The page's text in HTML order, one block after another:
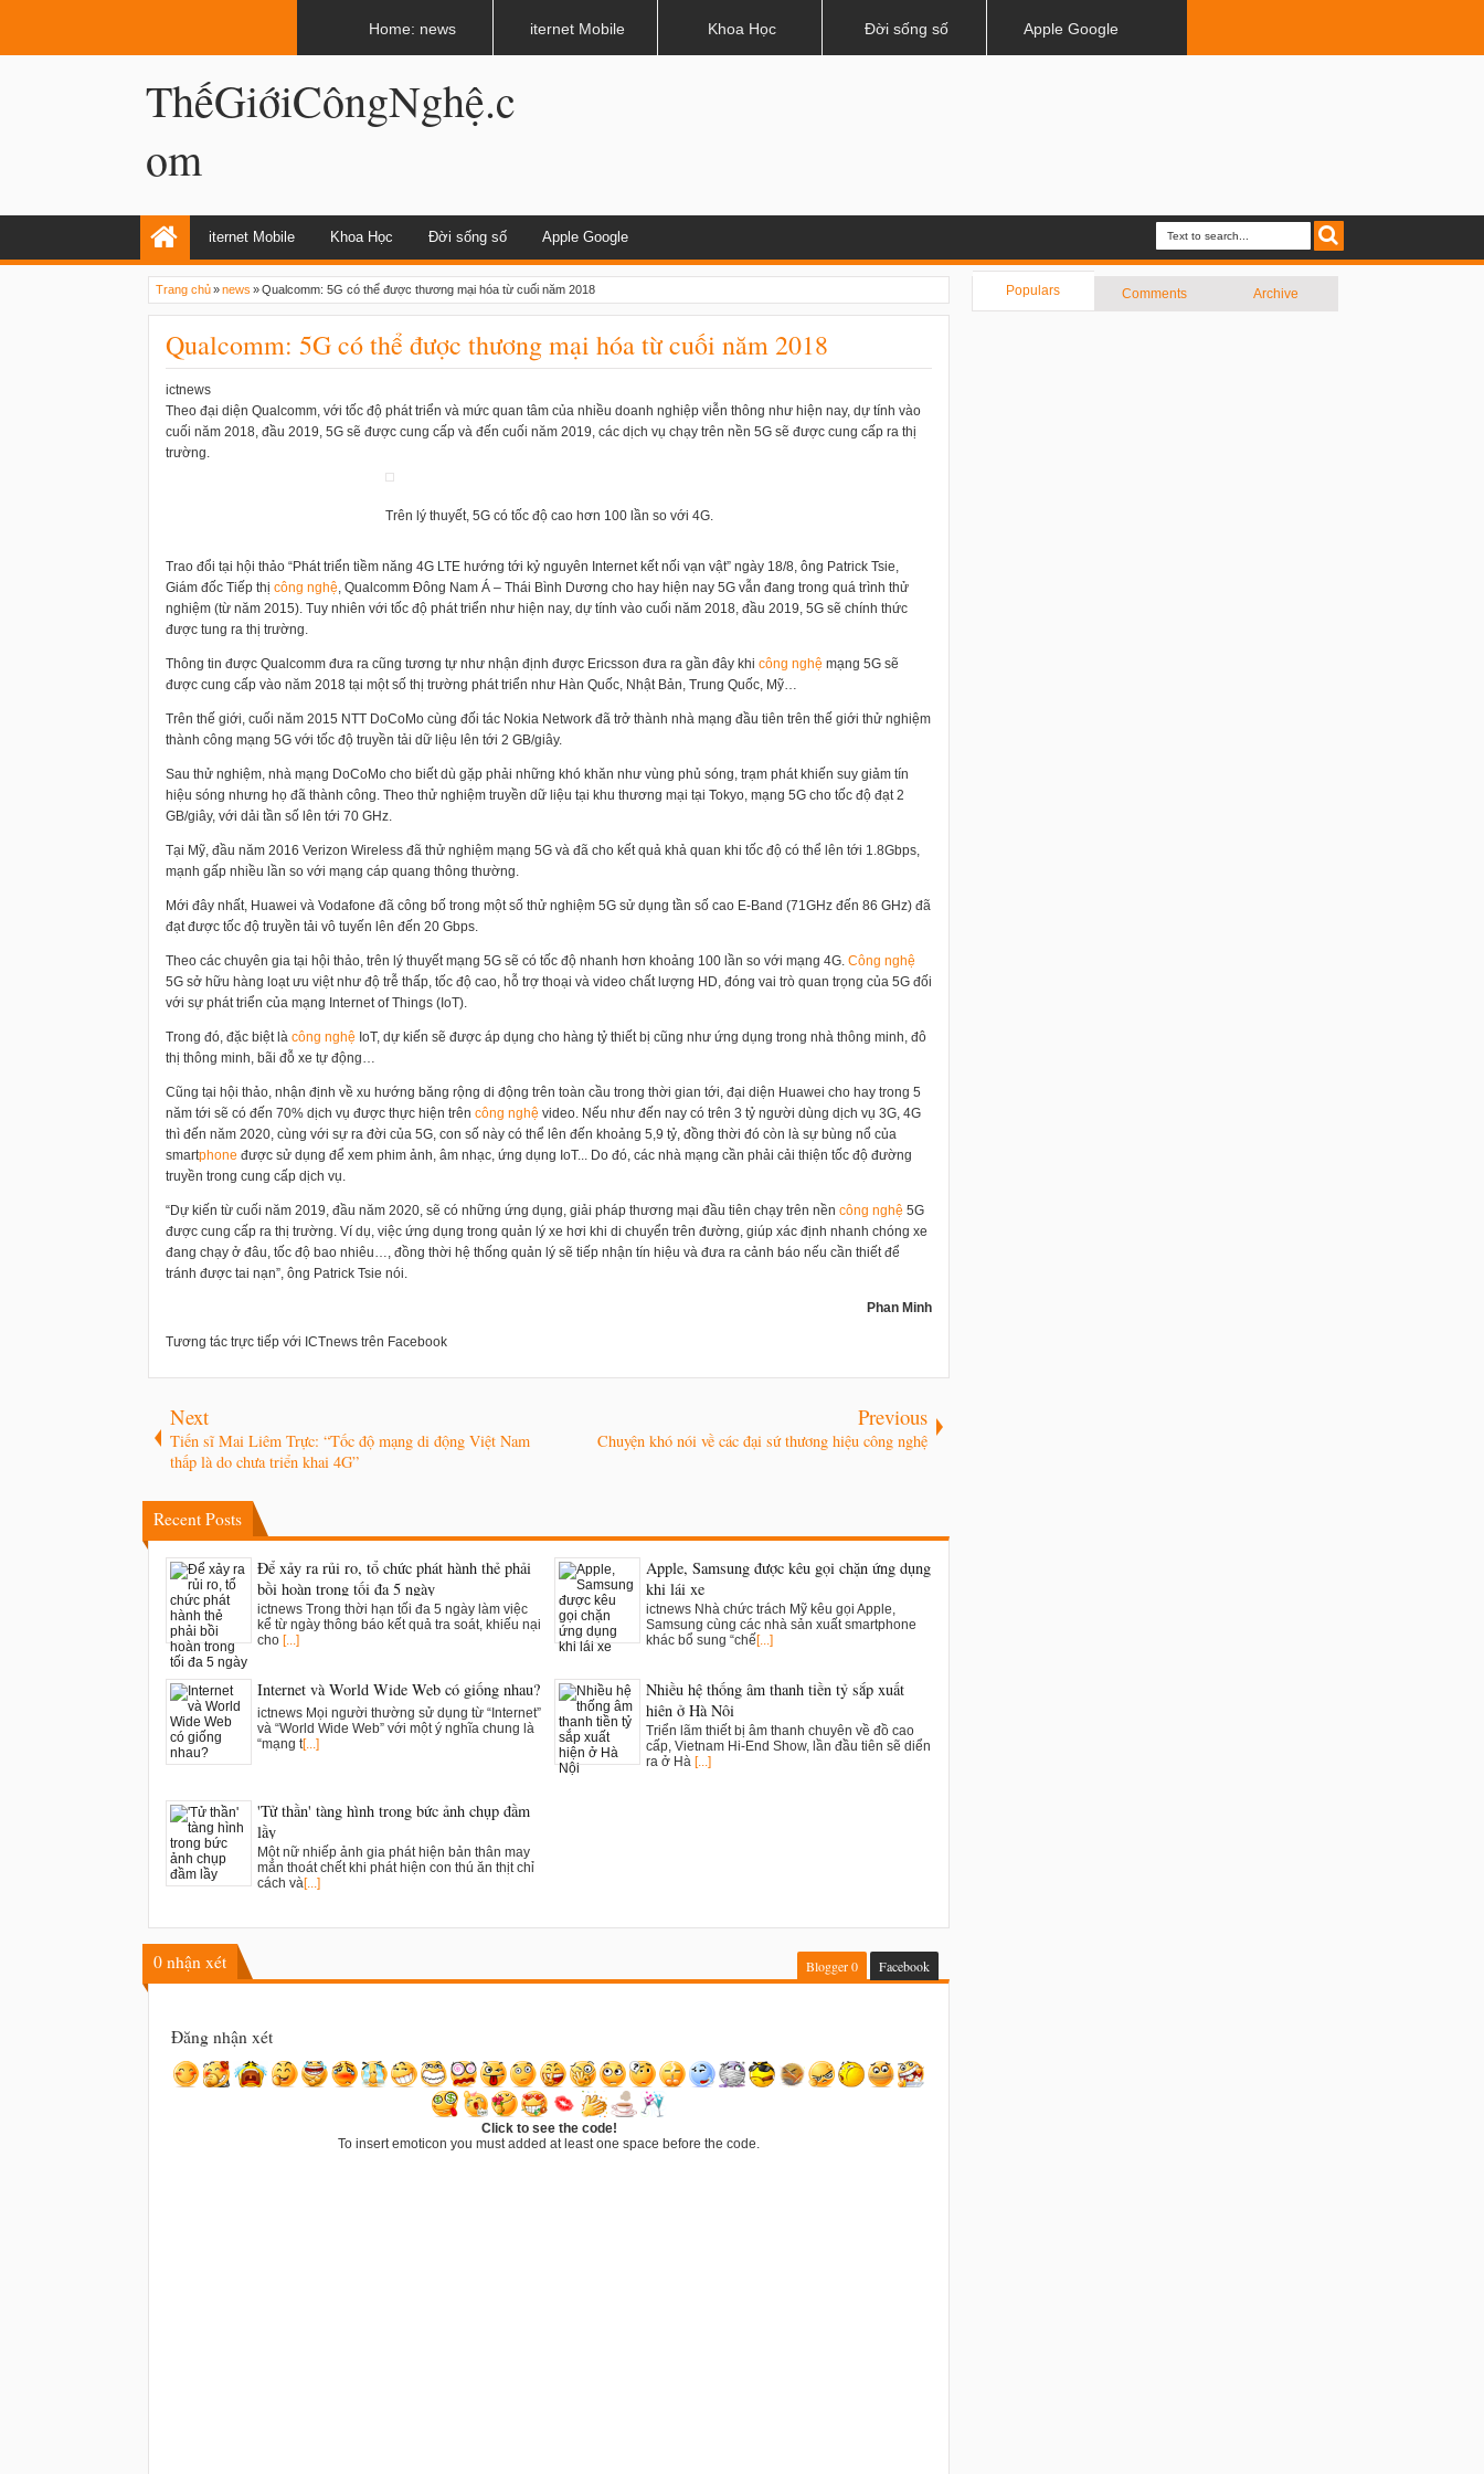
ThếGiớiCôngNghệ.c
om
iternet Mobile Khoa Học Đời sống số Apple Google
Populars Comments Archive
Trang chủ»news »Qualcomm: 5G có thể được thương mại hóa từ cuối năm 2018
Qualcomm: 5G có thể được thương mại hóa từ cuối năm 2018
ictnews
Theo đại diện Qualcomm, với tốc độ phát triển và mức quan tâm của nhiều doanh nghiệp viễn thông như hiện nay, dự tính vào
cuối năm 2018, đầu 2019, 5G sẽ được cung cấp và đến cuối năm 2019, các dịch vụ chạy trên nền 5G sẽ được cung cấp ra thị
trường.
Trên lý thuyết, 5G có tốc độ cao hơn 100 lần so với 4G.
Trao đổi tại hội thảo “Phát triển tiềm năng 4G LTE hướng tới kỷ nguyên Internet kết nối vạn vật” ngày 18/8, ông Patrick Tsie,
Giám đốc Tiếp thị công nghệ, Qualcomm Đông Nam Á – Thái Bình Dương cho hay hiện nay 5G vẫn đang trong quá trình thử
nghiệm (từ năm 2015). Tuy nhiên với tốc độ phát triển như hiện nay, dự tính vào cuối năm 2018, đầu 2019, 5G sẽ chính thức
được tung ra thị trường.
Thông tin được Qualcomm đưa ra cũng tương tự như nhận định được Ericsson đưa ra gần đây khi công nghệ mạng 5G sẽ
được cung cấp vào năm 2018 tại một số thị trường phát triển như Hàn Quốc, Nhật Bản, Trung Quốc, Mỹ…
Trên thế giới, cuối năm 2015 NTT DoCoMo cùng đối tác Nokia Network đã trở thành nhà mạng đầu tiên trên thế giới thử nghiệm
thành công mạng 5G với tốc độ truyền tải dữ liệu lên tới 2 GB/giây.
Sau thử nghiệm, nhà mạng DoCoMo cho biết dù gặp phải những khó khăn như vùng phủ sóng, trạm phát khiến suy giảm tín
hiệu sóng nhưng họ đã thành công. Theo thử nghiệm truyền dữ liệu tại khu thương mại tại Tokyo, mạng 5G cho tốc độ đạt 2
GB/giây, với dải tần số lên tới 70 GHz.
Tại Mỹ, đầu năm 2016 Verizon Wireless đã thử nghiệm mạng 5G và đã cho kết quả khả quan khi tốc độ có thể lên tới 1.8Gbps,
mạnh gấp nhiều lần so với mạng cáp quang thông thường.
Mới đây nhất, Huawei và Vodafone đã công bố trong một số thử nghiệm 5G sử dụng tần số cao E-Band (71GHz đến 86 GHz) đã
đạt được tốc độ truyền tải vô tuyến lên đến 20 Gbps.
Theo các chuyên gia tại hội thảo, trên lý thuyết mạng 5G sẽ có tốc độ nhanh hơn khoảng 100 lần so với mạng 4G. Công nghệ
5G sở hữu hàng loạt ưu việt như độ trễ thấp, tốc độ cao, hỗ trợ thoại và video chất lượng HD, đóng vai trò quan trọng của 5G đối
với sự phát triển của mạng Internet of Things (IoT).
Trong đó, đặc biệt là công nghệ IoT, dự kiến sẽ được áp dụng cho hàng tỷ thiết bị cũng như ứng dụng trong nhà thông minh, đô
thị thông minh, bãi đỗ xe tự động…
Cũng tại hội thảo, nhận định về xu hướng băng rộng di động trên toàn cầu trong thời gian tới, đại diện Huawei cho hay trong 5
năm tới sẽ có đến 70% dịch vụ được thực hiện trên công nghệ video. Nếu như đến nay có trên 3 tỷ người dùng dịch vụ 3G, 4G
thì đến năm 2020, cùng với sự ra đời của 5G, con số này có thể lên đến khoảng 5,9 tỷ, đồng thời đó còn là sự bùng nổ của
smartphone được sử dụng để xem phim ảnh, âm nhạc, ứng dụng IoT... Do đó, các nhà mạng cần phải cải thiện tốc độ đường
truyền trong cung cấp dịch vụ.
“Dự kiến từ cuối năm 2019, đầu năm 2020, sẽ có những ứng dụng, giải pháp thương mại đầu tiên chạy trên nền công nghệ 5G
được cung cấp ra thị trường. Ví dụ, việc ứng dụng trong quản lý xe hơi khi di chuyển trên đường, giúp xác định nhanh chóng xe
đang chạy ở đâu, tốc độ bao nhiêu…, đồng thời hệ thống quản lý sẽ tiếp nhận tín hiệu và đưa ra cảnh báo nếu cần thiết để
tránh được tai nạn”, ông Patrick Tsie nói.
Phan Minh
Tương tác trực tiếp với ICTnews trên Facebook
Next
Tiến sĩ Mai Liêm Trực: “Tốc độ mạng di động Việt Nam
thấp là do chưa triển khai 4G”
Previous
Chuyện khó nói về các đại sứ thương hiệu công nghệ
Recent Posts
Để xảy ra rủi ro, tổ chức phát hành thẻ phải
bồi hoàn trong tối đa 5 ngày
ictnews Trong thời hạn tối đa 5 ngày làm việc
kể từ ngày thông báo kết quả tra soát, khiếu nại
cho [...]
Apple, Samsung được kêu gọi chặn ứng dụng
khi lái xe
ictnews Nhà chức trách Mỹ kêu gọi Apple,
Samsung cùng các nhà sản xuất smartphone
khác bổ sung “chế [...]
Internet và World Wide Web có giống nhau?
ictnews Mọi người thường sử dụng từ “Internet”
và “World Wide Web” với một ý nghĩa chung là
“mạng t[...]
Nhiều hệ thống âm thanh tiền tỷ sắp xuất
hiện ở Hà Nội
Triển lãm thiết bị âm thanh chuyên về đồ cao
cấp, Vietnam Hi-End Show, lần đầu tiên sẽ diển
ra ở Hà [...]
'Tử thần' tàng hình trong bức ảnh chụp đầm
lầy
Một nữ nhiếp ảnh gia phát hiện bản thân may
mắn thoát chết khi phát hiện con thú ăn thịt chỉ
cách và[...]
0 nhận xét Blogger0 Facebook
Đăng nhận xét
Click to see the code!
To insert emoticon you must added at least one space before the code.
Home: news iternet Mobile Khoa Học Đời sống số Apple Google